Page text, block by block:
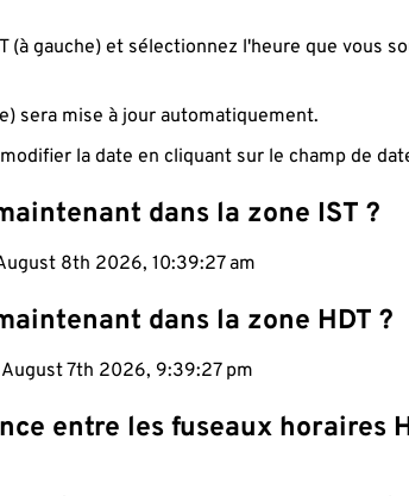
(à gauche) et sélectionnez l'heure que vous
sera mise à jour automatiquement.
la date en cliquant sur le champ de
dans la zone IST ?
8th 2026, 10:39:28 am
dans la zone HDT ?
7th 2026, 9:39:28 pm
entre les fuseaux horaires